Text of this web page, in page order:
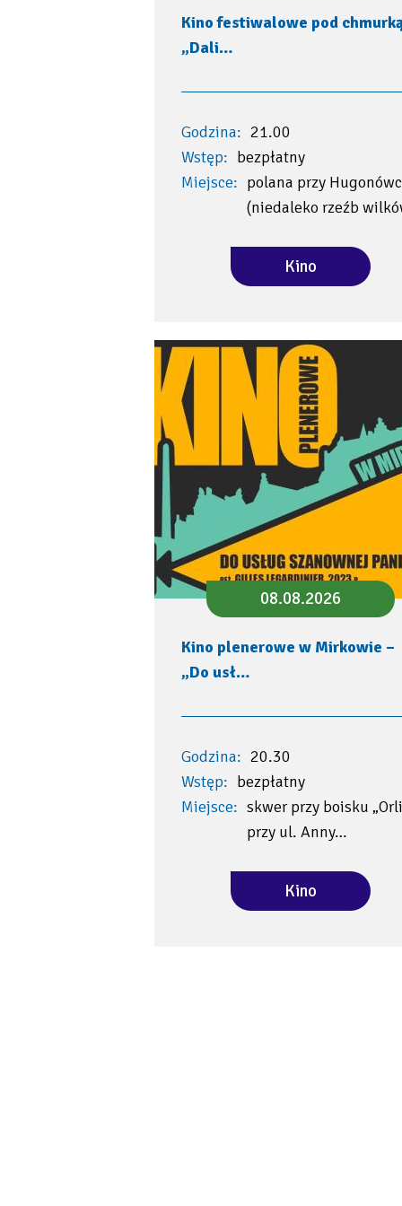
Kino festiwalowe pod
„Dali…
Godzina: 21.00
Wstęp: bezpłatny
Miejsce: polana przy
(niedaleko rzeźb
Kino
08.08.2026
Kino plenerowe w Mirkowie –
„Do usł…
Godzina: 20.30
Wstęp: bezpłatny
Miejsce: skwer przy boisku
przy ul. Anny…
Kino